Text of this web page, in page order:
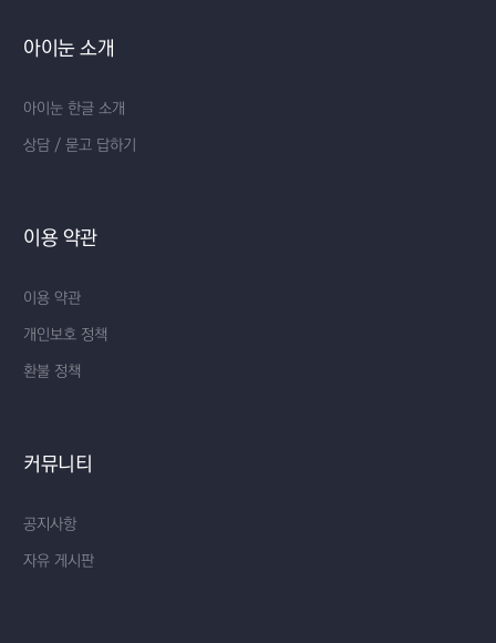
아이눈 소개
아이눈 한글 소개
상담 / 묻고 답하기
이용 약관
이용 약관
개인보호 정책
환불 정책
커뮤니티
공지사항
자유 게시판